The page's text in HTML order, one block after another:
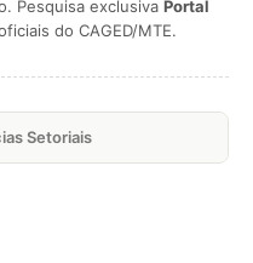
Pesquisa exclusiva Portal
do CAGED/MTE.
Setoriais